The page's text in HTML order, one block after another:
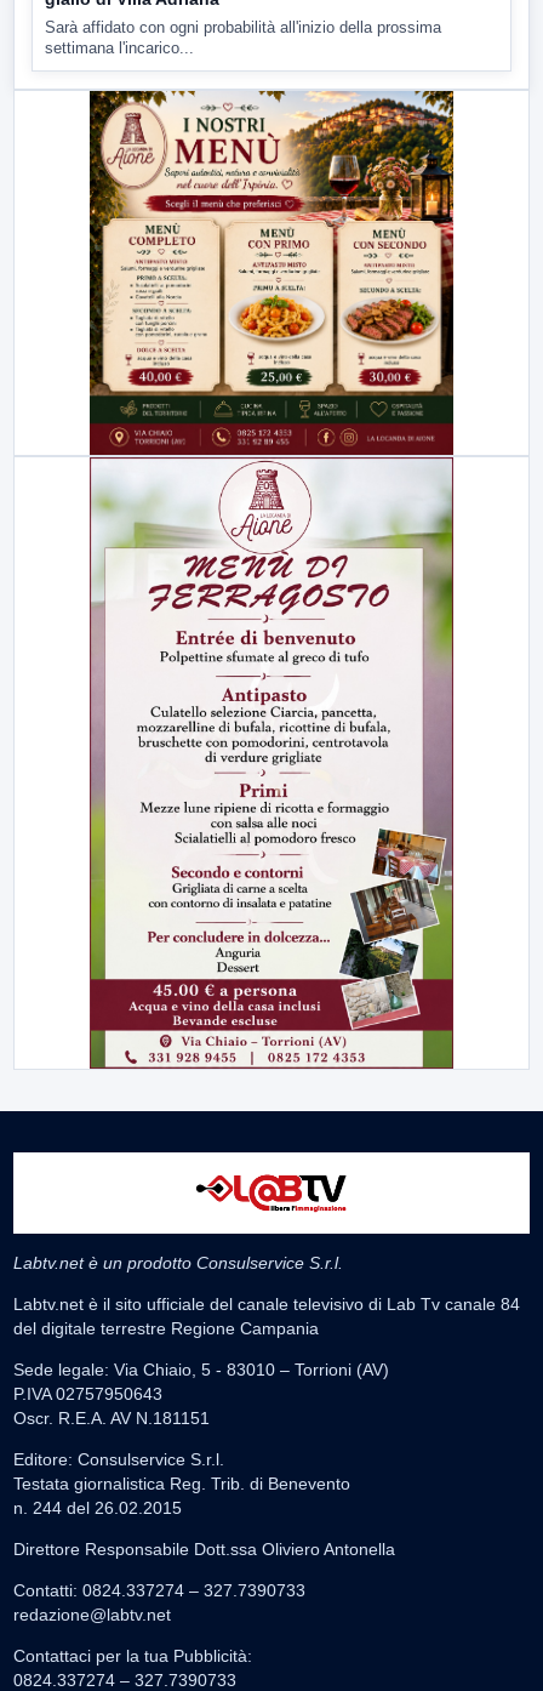
Sarà affidato con ogni probabilità all'inizio della prossima
settimana l'incarico...
Labtv.net è un prodotto Consulservice S.r.l.
Labtv.net è il sito ufficiale del canale televisivo di Lab Tv canale 84
del digitale terrestre Regione Campania
Sede legale: Via Chiaio, 5 - 83010 – Torrioni (AV)
P.IVA 02757950643
Oscr. R.E.A. AV N.181151
Editore: Consulservice S.r.l.
Testata giornalistica Reg. Trib. di Benevento
n. 244 del 26.02.2015
Direttore Responsabile Dott.ssa Oliviero Antonella
Contatti: 0824.337274 – 327.7390733
redazione@labtv.net
Contattaci per la tua Pubblicità:
0824.337274 – 327.7390733